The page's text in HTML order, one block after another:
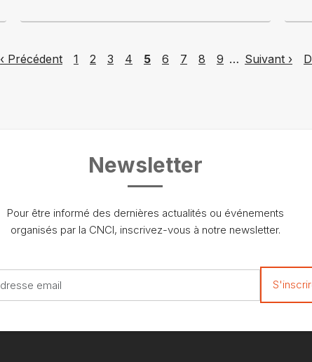
Previous page
‹ Précédent Page
1 Page
2 Page
3 Page
4 Page
5 Page
6 Page
7 Page
8 Page
9 … Next page
Suivant ›
Newsletter
Pour être informé des dernières actualités ou événements
organisés par la CNCI, inscrivez-vous à notre newsletter.